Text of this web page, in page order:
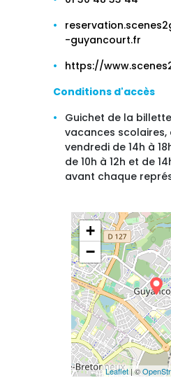
-guyancourt.fr
https://
Conditions d'accès
Guichet de la
vacances scolaires,
vendredi de 14h à
de 10h à 12h et de
avant chaque
+
−
Leaflet| ©